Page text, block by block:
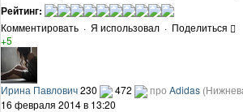
Рейтинг:
Комментировать · Я использовал · Поделиться
+5
Ирина Павлович230 472 про Adidas
16 февраля 2014 в 13:20